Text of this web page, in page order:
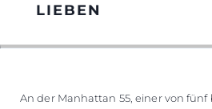
BEWERTEN SIE
LIEBEN
An der Manhattan 55, einer von